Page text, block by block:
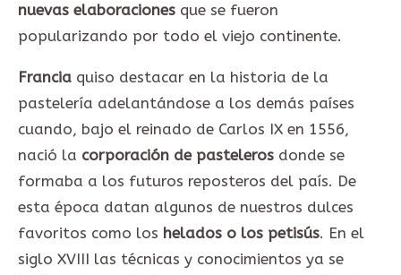
nuevas elaboraciones que se fueron
popularizando por todo el viejo continente.
Francia quiso destacar en la historia de la
pastelería adelantándose a los demás países
cuando, bajo el reinado de Carlos IX en 1556,
nació la corporación de pasteleros donde se
formaba a los futuros reposteros del país. De
esta época datan algunos de nuestros dulces
favoritos como los helados o los petisús. En el
siglo XVIII las técnicas y conocimientos ya se